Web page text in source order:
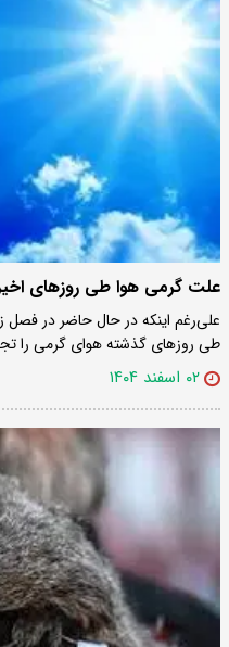
علت گرمی هوا طی روزهای
علی‌رغم اینکه در حال حاضر در فصل
طی روزهای گذشته هوای گرمی را
۰۲ اسفند ۱۴۰۴